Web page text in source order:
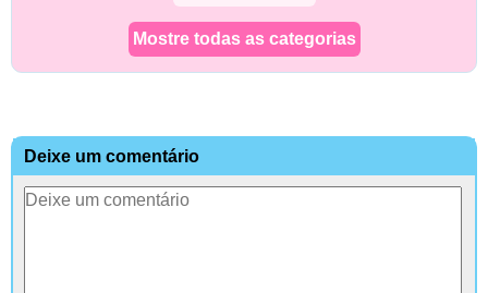
Mostre todas as categorias
Deixe um comentário